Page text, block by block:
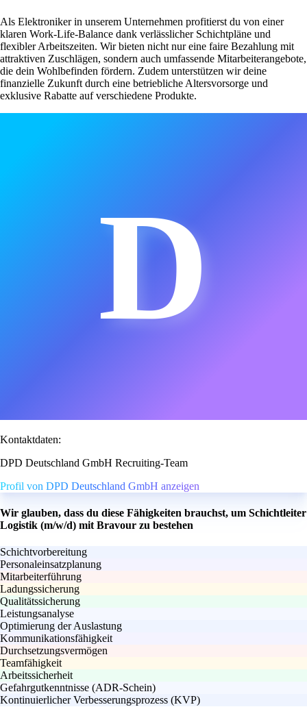
Als Elektroniker in unserem Unternehmen profitierst du von einer
klaren Work-Life-Balance dank verlässlicher Schichtpläne und
flexibler Arbeitszeiten. Wir bieten nicht nur eine faire Bezahlung mit
attraktiven Zuschlägen, sondern auch umfassende Mitarbeiterangebote,
die dein Wohlbefinden fördern. Zudem unterstützen wir deine
finanzielle Zukunft durch eine betriebliche Altersvorsorge und
exklusive Rabatte auf verschiedene Produkte.
D
Kontaktdaten:
DPD Deutschland GmbH Recruiting-Team
Profil von DPD Deutschland GmbH anzeigen
Wir glauben, dass du diese Fähigkeiten brauchst, um Schichtleiter
Logistik (m/w/d) mit Bravour zu bestehen
Schichtvorbereitung
Personaleinsatzplanung
Mitarbeiterführung
Ladungssicherung
Qualitätssicherung
Leistungsanalyse
Optimierung der Auslastung
Kommunikationsfähigkeit
Durchsetzungsvermögen
Teamfähigkeit
Arbeitssicherheit
Gefahrgutkenntnisse (ADR-Schein)
Kontinuierlicher Verbesserungsprozess (KVP)